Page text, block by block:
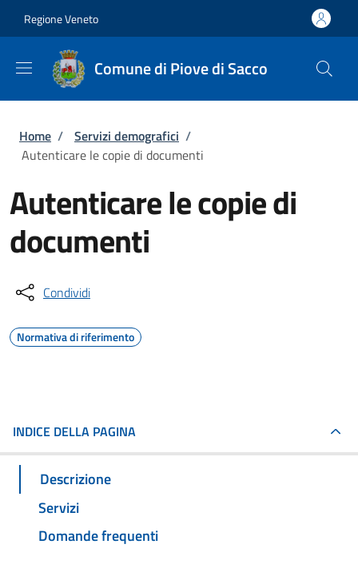
Regione Veneto
Comune di Piove di Sacco
Briciole di pane
Home / Servizi demografici /
Autenticare le copie di documenti
Autenticare le copie di
documenti
Condividi
Normativa di riferimento
INDICE DELLA PAGINA
Descrizione
Servizi
Domande frequenti